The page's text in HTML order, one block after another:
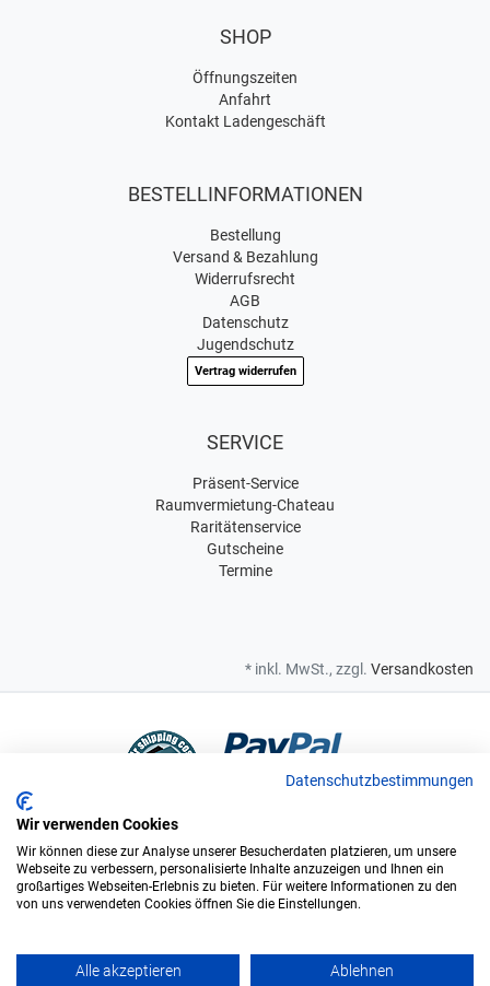
SHOP
Öffnungszeiten
Anfahrt
Kontakt Ladengeschäft
BESTELLINFORMATIONEN
Bestellung
Versand & Bezahlung
Widerrufsrecht
AGB
Datenschutz
Jugendschutz
Vertrag widerrufen
SERVICE
Präsent-Service
Raumvermietung-Chateau
Raritätenservice
Gutscheine
Termine
* inkl. MwSt., zzgl. Versandkosten
Bei uns sind Sie in sicheren Händen
Datenschutzbestimmungen
Wir verwenden Cookies
Wir können diese zur Analyse unserer Besucherdaten platzieren, um unsere
Webseite zu verbessern, personalisierte Inhalte anzuzeigen und Ihnen ein
großartiges Webseiten-Erlebnis zu bieten. Für weitere Informationen zu den
von uns verwendeten Cookies öffnen Sie die Einstellungen.
Alle akzeptieren Ablehnen